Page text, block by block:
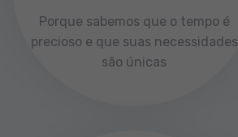
Porque sabemos que o tempo é
precioso e que suas necessidades
são únicas